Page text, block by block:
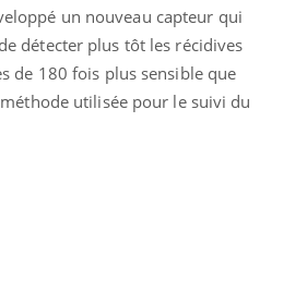
un nouveau capteur qui
détecter plus tôt les récidives
de 180 fois plus sensible que
méthode utilisée pour le suivi du